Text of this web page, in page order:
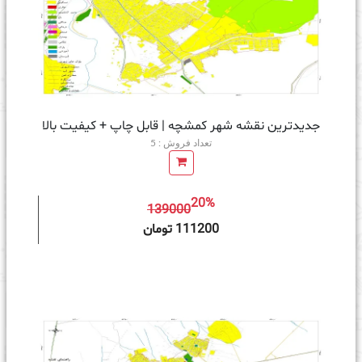
جدیدترین نقشه شهر کمشچه | قابل چاپ + کیفیت بالا
تعداد فروش : 5
13900020%
111200 تومان